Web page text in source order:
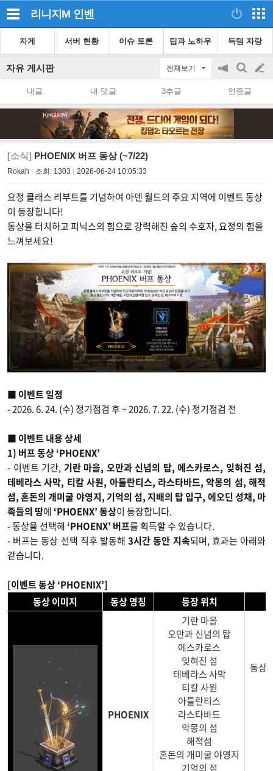
리니지M 인벤
자게 서버 현황 이슈 토론 팁과 노하우 득템 자랑
자유 게시판 전체보기
공
on/off
검
색
글
쓰
내글 내 댓글 3추글 인증글
[소식] PHOENIX 버프 동상 (~7/22)
Rokah 조회: 1303 2026-06-24 10:05:33
요정 클래스 리부트를 기념하여 아덴 월드의 주요 지역에 이벤트 동상
이 등장합니다!
동상을 터치하고 피닉스의 힘으로 강력해진 숲의 수호자, 요정의 힘을
느껴보세요!
■ 이벤트 일정
- 2026. 6. 24. (수) 정기점검 후 ~ 2026. 7. 22. (수) 정기점검 전
■ 이벤트 내용 상세
1) 버프 동상 ‘PHOENX’
- 이벤트 기간, 기란 마을, 오만과 신념의 탑, 에스카로스, 잊혀진 섬,
테베라스 사막, 티칼 사원, 아틀란티스, 라스타바드, 악몽의 섬, 해적
섬, 혼돈의 개미굴 야영지, 기억의 섬, 지배의 탑 입구, 에오딘 성채, 마
족들의 땅에 ‘PHOENX’ 동상이 등장합니다.
- 동상을 선택해 ‘PHOENX’ 버프를 획득할 수 있습니다.
- 버프는 동상 선택 직후 발동해3시간 동안 지속되며, 효과는 아래와
같습니다.
[이벤트 동상 ‘PHOENIX’]
동상 이미지
동상 명칭 등장 위치
PHOENIX
기란 마을
오만과 신념의 탑
에스카로스
잊혀진 섬
테베라스 사막
티칼 사원
아틀란티스
라스타바드
악몽의 섬
해적섬
혼돈의 개미굴 야영지
기억의 섬
동상